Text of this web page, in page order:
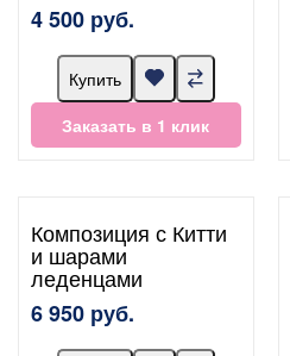
4 500 руб.
Купить
Заказать в 1 клик
Композиция с Китти
и шарами
леденцами
6 950 руб.